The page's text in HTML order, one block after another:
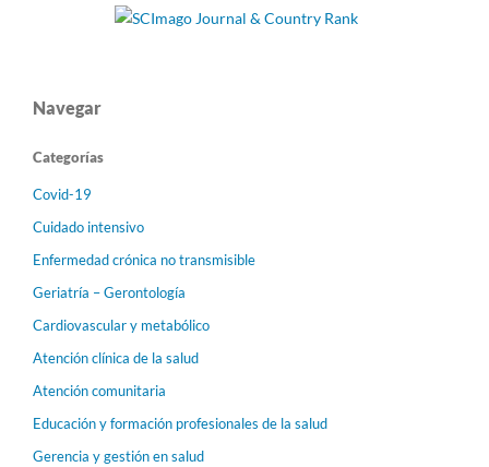
Navegar
Categorías
Covid-19
Cuidado intensivo
Enfermedad crónica no transmisible
Geriatría – Gerontología
Cardiovascular y metabólico
Atención clínica de la salud
Atención comunitaria
Educación y formación profesionales de la salud
Gerencia y gestión en salud